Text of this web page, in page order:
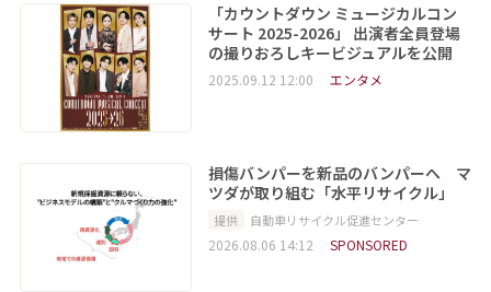
「カウントダウン ミュージカルコン
サート 2025-2026」 出演者全員登場
の撮りおろしキービジュアルを公開
2025.09.12 12:00 エンタメ
損傷バンパーを新品のバンパーへ マ
ツダが取り組む「水平リサイクル」
提供 自動車リサイクル促進センター
2026.08.06 14:12 SPONSORED